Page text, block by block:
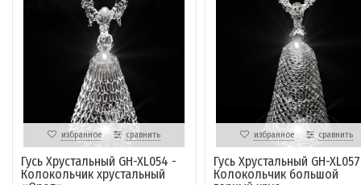
избранное сравнить
Гусь Хрустальный GH-XL054 -
Колокольчик хрустальный
избранное сравнить
Гусь Хрустальный GH-XL057
Колокольчик большой